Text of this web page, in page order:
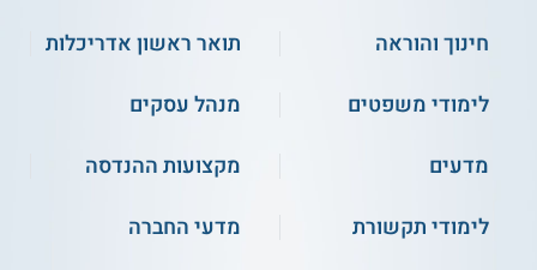
חינוך והוראה
תואר ראשון אדריכלות
לימודי משפטים
מנהל עסקים
מדעים
מקצועות ההנדסה
לימודי תקשורת
מדעי החברה